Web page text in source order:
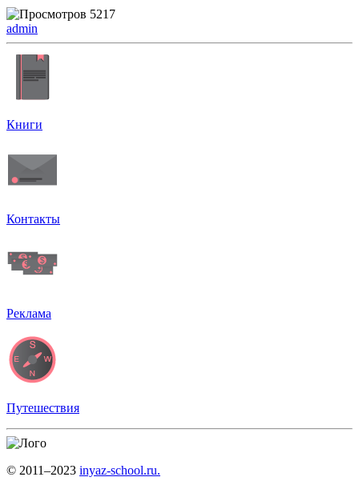
5217
admin
Книги
Контакты
Реклама
Путешествия
© 2011–2023 inyaz-school.ru.